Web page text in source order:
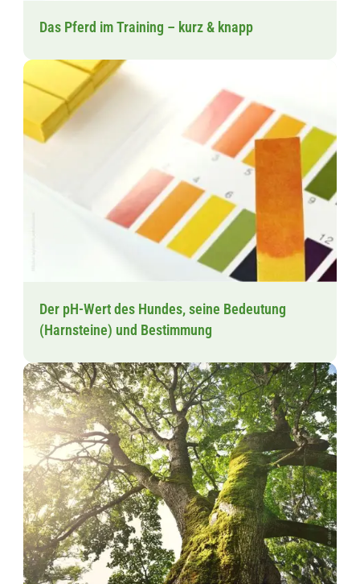
Das Pferd im Training – kurz & knapp
Der pH-Wert des Hundes, seine Bedeutung
(Harnsteine) und Bestimmung